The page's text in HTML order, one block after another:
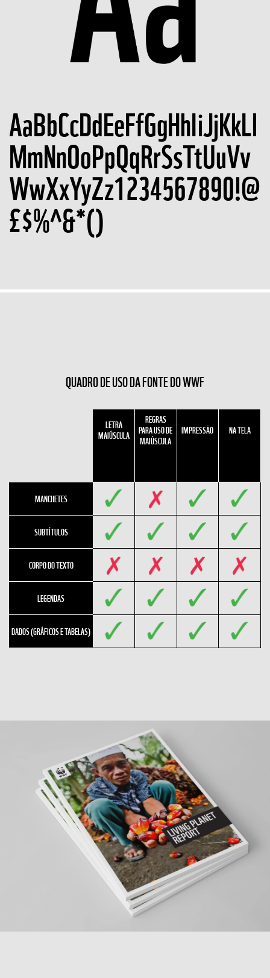
AaBbCcDdEeFfGgHhIiJjKkLl
MmNnOoPpQqRrSsTtUuVv
WwXxYyZz1234567890!@
£$%^&*()
QUADRO DE USO DA FONTE DO WWF
LETRA
MAIÚSCULA
REGRAS
PARA USO DE
MAIÚSCULA
IMPRESSÃO NA TELA
MANCHETES
SUBTÍTULOS
CORPO DO TEXTO
LEGENDAS
DADOS (GRÁFICOS E TABELAS)